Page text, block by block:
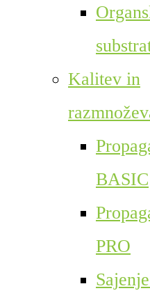
Kalitev in
BASIC
PRO